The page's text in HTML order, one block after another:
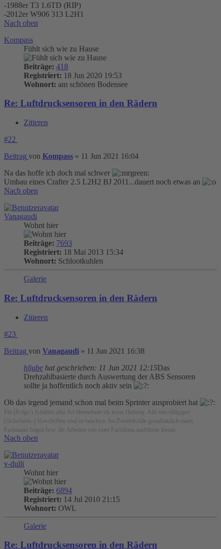
-1988er T3 1.6TD (RIP)
-2012er W906 313 L2H1
Nach oben
Kompass
Fühlt sich wie zu Hause
Beiträge: 418
Registriert: 18 Jun 2020 19:53
Wohnort: am schönen Bodensee
Re: Luftdrucksensoren in den Rädern
Zitieren
#22
Beitrag von Kompass » 11 Jun 2021 16:04
Na das hoffe ich doch mal schwer
Umbau eines Crafter 2.5 L2H2 BJ 2011...dauert noch etwas an
Nach oben
Vanagaudi
Wohnt hier
Beiträge: 7693
Registriert: 18 Mai 2013 15:34
Wohnort: Schlootkuhlen
Galerie
Re: Luftdrucksensoren in den Rädern
Zitieren
#23
Beitrag von Vanagaudi » 11 Jun 2021 16:38
hljube hat geschrieben: 11 Jun 2021 12:15Das
Drehzahlbasierte durch Auswertung der ABS Sensoren
sollte ja hoffentlich noch aktiv sein
Ob das irgend jemand schon mal beim Sprinter ausprobiert hat
Für (Folge-) Schäden aller Art übernehme ich keine Haftung. Alle einschlägigen
(Sicherheits-) Vorschriften sind zu beachten. Im Zweifelsfalle grundsätzlich einen
Fachmann fragen bzw. die Arbeiten von einer Fachfirma ausführen lassen.
Nach oben
v-dulli
Wohnt hier
Beiträge: 6894
Registriert: 14 Jul 2010 21:15
Wohnort: OWL
Galerie
Re: Luftdrucksensoren in den Rädern